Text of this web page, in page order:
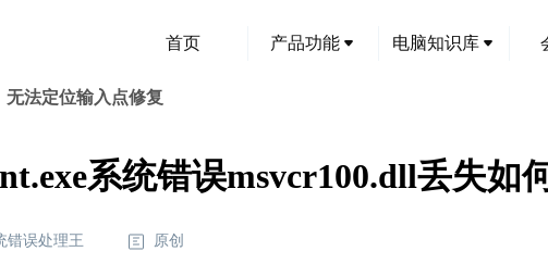
首页 产品功能 电脑知识库
无法定位输入点修复
系统错误msvcr100.dll丢失如
错误处理王 原创